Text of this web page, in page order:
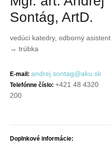
Sontág, ArtD.
vedúci katedry, odborný asistent
→ trúbka
E-mail: andrej.sontag@aku.sk
Telefónne číslo: +421 48 4320
200
Doplnkové informácie: